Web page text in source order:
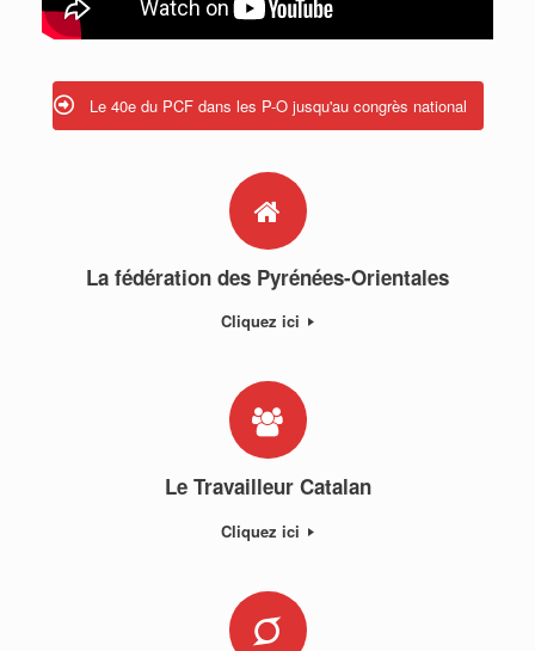
Le 40e du PCF dans les P-O jusqu'au congrès national
La fédération des Pyrénées-Orientales
Cliquez ici
Le Travailleur Catalan
Cliquez ici